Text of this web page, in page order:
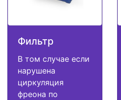
Фильтр
В том случае если
нарушена
циркуляция
фреона по